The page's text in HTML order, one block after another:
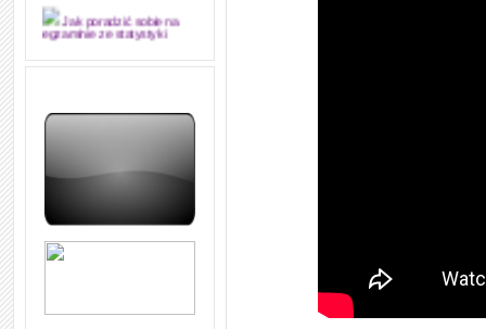
Jak poradzić sobie na
egzaminie ze statystyki
Jak napisać
dyplomową i ją z sukcesem
kółko tych samych błędów w
W jaki sposób 1000
formuł konwersacyjnych
pozwoli Ci opanować język
Angielskie przyimki